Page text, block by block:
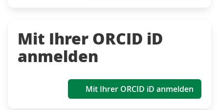
Mit Ihrer ORCID iD
anmelden
Mit Ihrer ORCID iD anmelden